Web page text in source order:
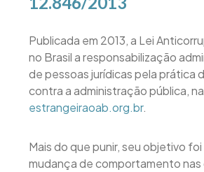
Publicada em 2013, a Lei
no Brasil a responsabilização
de pessoas jurídicas pela prática
contra a administração pública,
estrangeiraoab.org.br.
Mais do que punir, seu objetivo
mudança de comportamento